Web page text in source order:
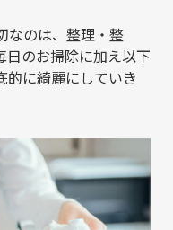
なのは、整理・整
日のお掃除に加え以下
的に綺麗にしていき